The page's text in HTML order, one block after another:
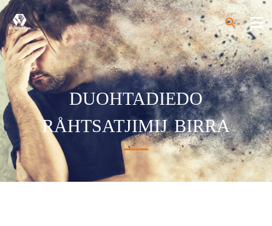
DUOHTADIEDO
RÅHTSATJIMIJ BIRRA